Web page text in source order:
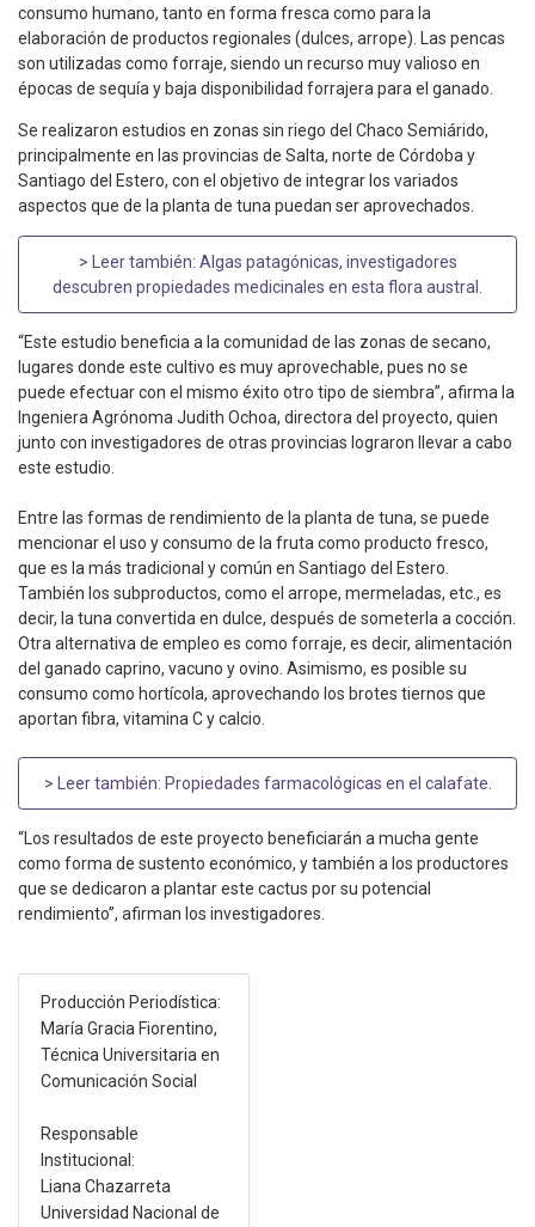
consumo humano, tanto en forma fresca como para la
elaboración de productos regionales (dulces, arrope). Las pencas
son utilizadas como forraje, siendo un recurso muy valioso en
épocas de sequía y baja disponibilidad forrajera para el ganado.
Se realizaron estudios en zonas sin riego del Chaco Semiárido,
principalmente en las provincias de Salta, norte de Córdoba y
Santiago del Estero, con el objetivo de integrar los variados
aspectos que de la planta de tuna puedan ser aprovechados.
> Leer también: Algas patagónicas, investigadores
descubren propiedades medicinales en esta flora austral
“Este estudio beneficia a la comunidad de las zonas de secano,
lugares donde este cultivo es muy aprovechable, pues no se
puede efectuar con el mismo éxito otro tipo de siembra”, afirma la
Ingeniera Agrónoma Judith Ochoa, directora del proyecto, quien
junto con investigadores de otras provincias lograron llevar a cabo
este estudio.
Entre las formas de rendimiento de la planta de tuna, se puede
mencionar el uso y consumo de la fruta como producto fresco,
que es la más tradicional y común en Santiago del Estero.
También los subproductos, como el arrope, mermeladas, etc., es
decir, la tuna convertida en dulce, después de someterla a cocción.
Otra alternativa de empleo es como forraje, es decir, alimentación
del ganado caprino, vacuno y ovino. Asimismo, es posible su
consumo como hortícola, aprovechando los brotes tiernos que
aportan fibra, vitamina C y calcio.
> Leer también: Propiedades farmacológicas en el calafate
“Los resultados de este proyecto beneficiarán a mucha gente
como forma de sustento económico, y también a los productores
que se dedicaron a plantar este cactus por su potencial
rendimiento”, afirman los investigadores.
Producción Periodística:
María Gracia Fiorentino,
Técnica Universitaria en
Comunicación Social
Responsable
Institucional:
Liana Chazarreta
Universidad Nacional de